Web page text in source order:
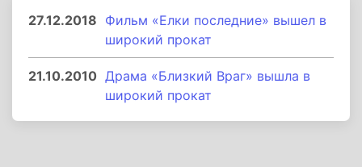
27.12.2018 Фильм «Елки последние» вышел в
широкий прокат
21.10.2010 Драма «Близкий Враг» вышла в
широкий прокат